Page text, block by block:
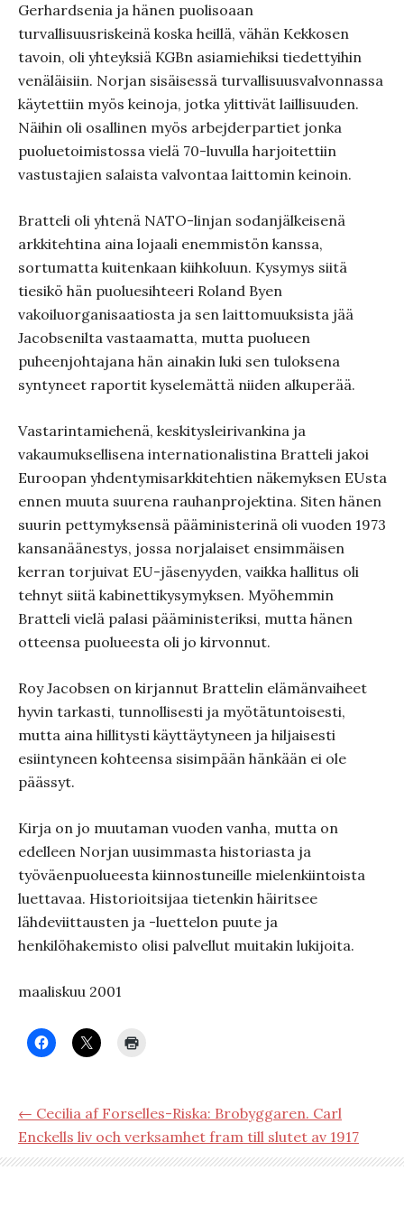
Gerhardsenia ja hänen puolisoaan
turvallisuusriskeinä koska heillä, vähän Kekkosen
tavoin, oli yhteyksiä KGBn asiamiehiksi tiedettyihin
venäläisiin. Norjan sisäisessä turvallisuusvalvonnassa
käytettiin myös keinoja, jotka ylittivät laillisuuden.
Näihin oli osallinen myös arbejderpartiet jonka
puoluetoimistossa vielä 70-luvulla harjoitettiin
vastustajien salaista valvontaa laittomin keinoin.
Bratteli oli yhtenä NATO-linjan sodanjälkeisenä
arkkitehtina aina lojaali enemmistön kanssa,
sortumatta kuitenkaan kiihkoluun. Kysymys siitä
tiesikö hän puoluesihteeri Roland Byen
vakoiluorganisaatiosta ja sen laittomuuksista jää
Jacobsenilta vastaamatta, mutta puolueen
puheenjohtajana hän ainakin luki sen tuloksena
syntyneet raportit kyselemättä niiden alkuperää.
Vastarintamiehenä, keskitysleirivankina ja
vakaumuksellisena internationalistina Bratteli jakoi
Euroopan yhdentymisarkkitehtien näkemyksen EUsta
ennen muuta suurena rauhanprojektina. Siten hänen
suurin pettymyksensä pääministerinä oli vuoden 1973
kansanäänestys, jossa norjalaiset ensimmäisen
kerran torjuivat EU-jäsenyyden, vaikka hallitus oli
tehnyt siitä kabinettikysymyksen. Myöhemmin
Bratteli vielä palasi pääministeriksi, mutta hänen
otteensa puolueesta oli jo kirvonnut.
Roy Jacobsen on kirjannut Brattelin elämänvaiheet
hyvin tarkasti, tunnollisesti ja myötätuntoisesti,
mutta aina hillitysti käyttäytyneen ja hiljaisesti
esiintyneen kohteensa sisimpään hänkään ei ole
päässyt.
Kirja on jo muutaman vuoden vanha, mutta on
edelleen Norjan uusimmasta historiasta ja
työväenpuolueesta kiinnostuneille mielenkiintoista
luettavaa. Historioitsijaa tietenkin häiritsee
lähdeviittausten ja -luettelon puute ja
henkilöhakemisto olisi palvellut muitakin lukijoita.
maaliskuu 2001
← Cecilia af Forselles-Riska: Brobyggaren. Carl
Enckells liv och verksamhet fram till slutet av 1917